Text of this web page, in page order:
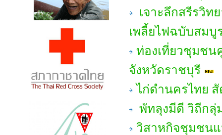
เจาะลึกสรีรวิ
เพลี้ยไฟฉบับสม
ท่องเที่ยวชุมชน
จังหวัดราชบุรี
ไก่ดำนครไทย
พัทลุงมีดี วิถีกลุ่
วิสาหกิจชุมชนแ